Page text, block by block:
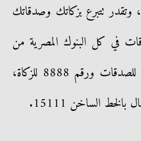
وتقدر تتبرع بزكاتك وصدقاتك
في كل البنوك المصرية من
خلال رقم 7777 للصدقات ورقم 8888 للزكاة،
الساخن 15111.